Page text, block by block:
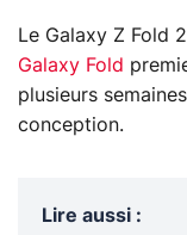
Le Galaxy Z Fold
Galaxy Fold
plusieurs
conception.
Lire aussi :